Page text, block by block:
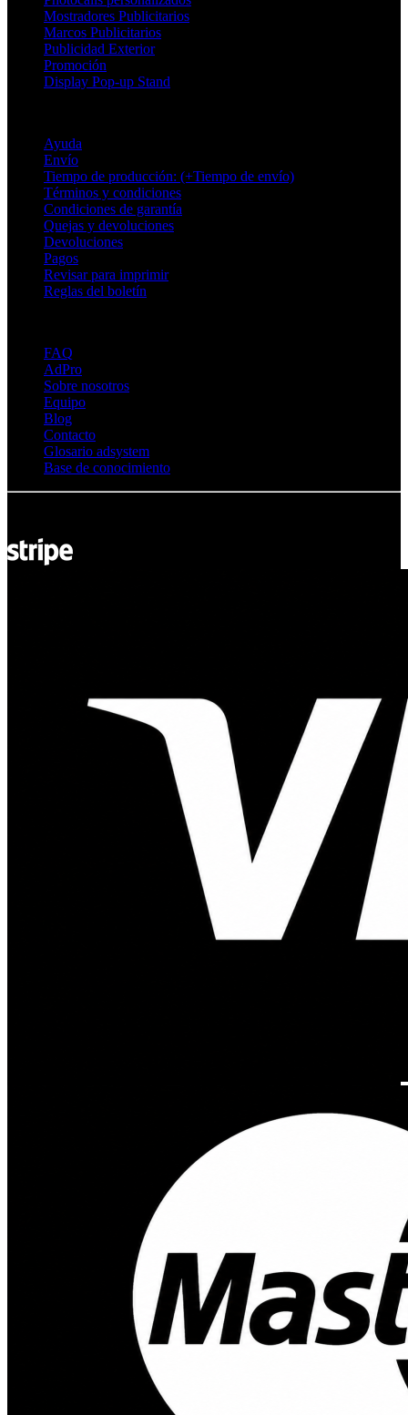
Mostradores Publicitarios
Marcos Publicitarios
Publicidad Exterior
Promoción
Display Pop-up Stand
Ayuda
Envío
Tiempo de producción: (+Tiempo de envío)
Términos y condiciones
Condiciones de garantía
Quejas y devoluciones
Devoluciones
Pagos
Revisar para imprimir
Reglas del boletín
FAQ
AdPro
Sobre nosotros
Equipo
Blog
Contacto
Glosario adsystem
Base de conocimiento